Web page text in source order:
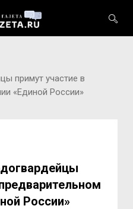
примут участие в
«Единой России»
России»